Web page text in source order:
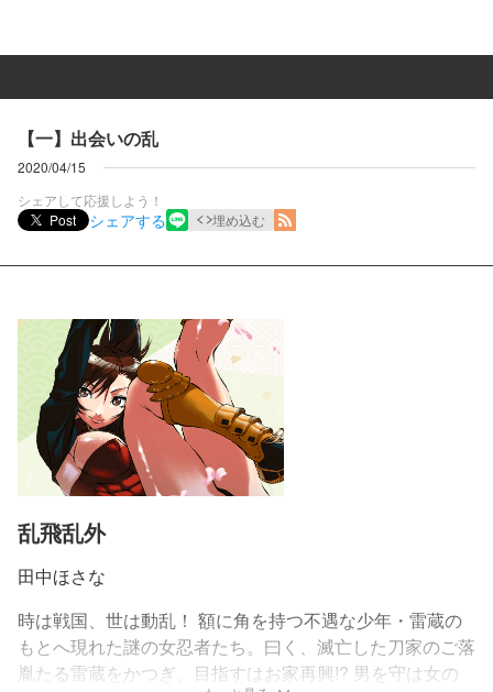
【一】出会いの乱
2020/04/15
シェアして応援しよう！
Post
シェアする 埋め込む
乱飛乱外
田中ほさな
時は戦国、世は動乱！ 額に角を持つ不遇な少年・雷蔵の
もとへ現れた謎の女忍者たち。曰く、滅亡した刀家のご落
胤たる雷蔵をかつぎ、目指すはお家再興!? 男を守は女の